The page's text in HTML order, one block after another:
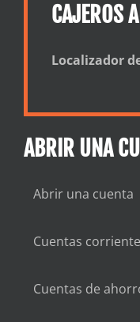
CAJEROS
Localizador
ABRIR UNA
Abrir una cuenta
Cuentas
Cuentas de